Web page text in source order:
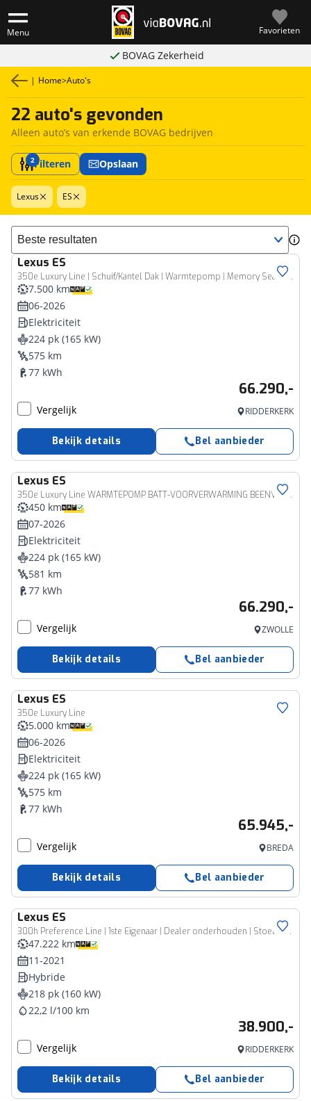
Menu Favorieten
BOVAG Zekerheid
| Home>Auto's
22 auto's gevonden
Alleen auto’s van erkende BOVAG bedrijven
2Filteren Opslaan
Lexus ES
Sorteer resultaten
Lexus ES
350e Luxury Line | Schuif/Kantel Dak | Warmtepomp | Memory Seats | Verwarmde En Geventileerde Stolen | Demo
7.500 km
06-2026
Elektriciteit
224 pk (165 kW)
575 km
77 kWh
66.290,-
Vergelijk RIDDERKERK
Bekijk details Bel aanbieder
Lexus ES
350e Luxury Line WARMTEPOMP BATT-VOORVERWARMING BEENVERW STOELVENT STUURVERW EL-STOELEN KEYLESS
450 km
07-2026
Elektriciteit
224 pk (165 kW)
581 km
77 kWh
66.290,-
Vergelijk ZWOLLE
Bekijk details Bel aanbieder
Lexus ES
350e Luxury Line
5.000 km
06-2026
Elektriciteit
224 pk (165 kW)
575 km
77 kWh
65.945,-
Vergelijk BREDA
Bekijk details Bel aanbieder
Lexus ES
300h Preference Line | 1ste Eigenaar | Dealer onderhouden | Stoel+Stuurverwarming | Blind Spot Monitor | LED Verlichting | Elektrisch Verstelbaar Stoelen | Schuif/Kantel Dak |
47.222 km
11-2021
Hybride
218 pk (160 kW)
22,2 l/100 km
38.900,-
Vergelijk RIDDERKERK
Bekijk details Bel aanbieder